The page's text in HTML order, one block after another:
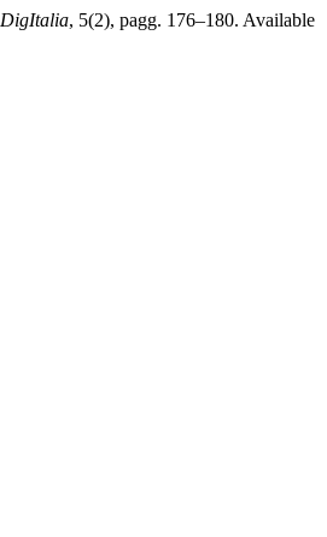
DigItalia, 5(2), pagg. 176–180. Available